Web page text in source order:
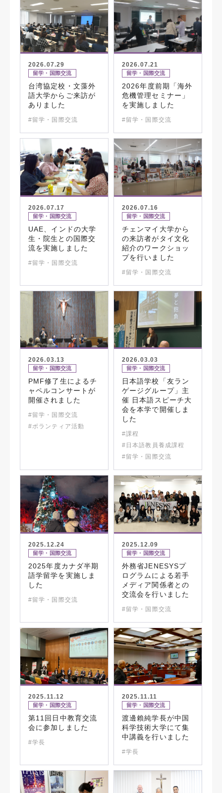
2026.07.29
留学・国際交流
台湾協定校・文藻外
語大学からご来訪が
ありました
#留学・国際交流
2026.07.21
留学・国際交流
2026年度前期「海外
危機管理セミナー」
を実施しました
#留学・国際交流
2026.07.17
留学・国際交流
UAE、インドの大学
生・院生との国際交
流を実施しました
#留学・国際交流
2026.07.16
留学・国際交流
チェンマイ大学から
の来訪者がタイ文化
紹介のワークショッ
プを行いました
#留学・国際交流
2026.03.13
留学・国際交流
PMF修了生によるチ
ャペルコンサートが
開催されました
#留学・国際交流
#ボランティア活動
2026.03.03
留学・国際交流
日本語学校「友ラン
ゲージグループ」主
催 日本語スピーチ大
会を本学で開催しま
した
#課程
#日本語教員養成課程
#留学・国際交流
2025.12.24
留学・国際交流
2025年度カナダ半期
語学留学を実施しま
した
#留学・国際交流
2025.12.09
留学・国際交流
外務省JENESYSプ
ログラムによる若手
メディア関係者との
交流会を行いました
#留学・国際交流
2025.11.12
留学・国際交流
第11回日中教育交流
会に参加しました
#学長
2025.11.11
留学・国際交流
渡邊賴純学長が中国
科学技術大学にて集
中講義を行いました
#学長